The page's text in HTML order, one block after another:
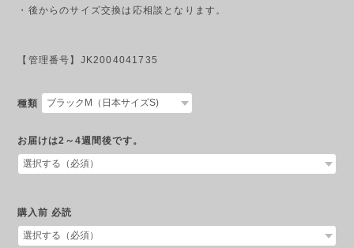
・後からのサイズ交換は応相談となります。
【管理番号】JK2004041735
種類
お届けは2～4週間後です。
購入前 必読